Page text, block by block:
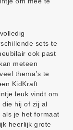
sets te
ook past
meteen
thema’s te
KidKraft
leuk vindt om
die hij of zij al
je het formaat
heerlijk grote